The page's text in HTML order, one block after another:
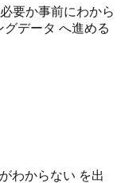
要か事前にわから
データ へ進める
わからない を出